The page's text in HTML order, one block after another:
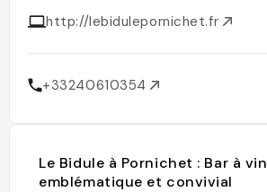
http://lebidulepornichet.fr
+33240610354
Le Bidule à Pornichet : Bar à vin
emblématique et convivial